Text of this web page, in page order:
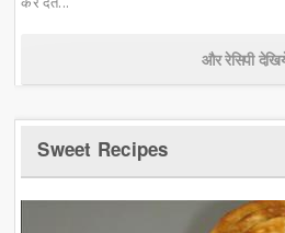
और रेसिपी
Sweet Recipes